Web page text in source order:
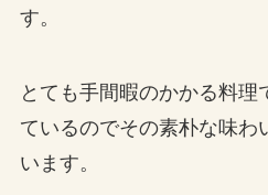
す。
とても手間暇のかかる料理
ているのでその素朴な味わ
います。